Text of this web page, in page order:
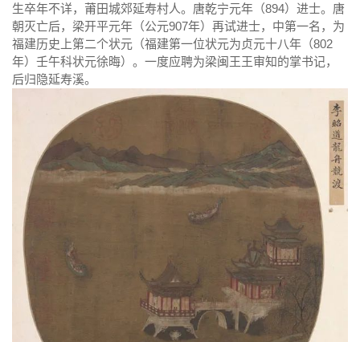
生卒年不详，莆田城郊延寿村人。唐乾宁元年（894）进士。唐
朝灭亡后，梁开平元年（公元907年）再试进士，中第一名，为
福建历史上第二个状元（福建第一位状元为贞元十八年（802
年）壬午科状元徐晦）。一度应聘为梁闽王王审知的掌书记，
后归隐延寿溪。